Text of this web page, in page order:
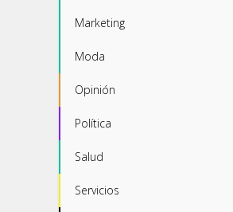
Marketing
Moda
Opinión
Política
Salud
Servicios